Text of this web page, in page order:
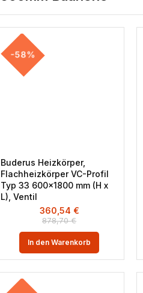
-58%
Buderus Heizkörper,
Flachheizkörper VC-Profil
Typ 33 600×1800 mm (H x
L), Ventil
878,70€
360,54 €
In den Warenkorb